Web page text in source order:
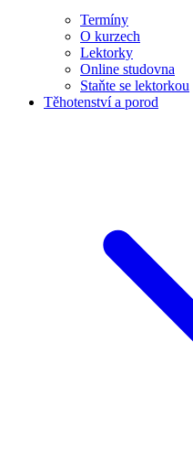
Termíny
O kurzech
Lektorky
Online studovna
Staňte se lektorkou
Těhotenství a porod